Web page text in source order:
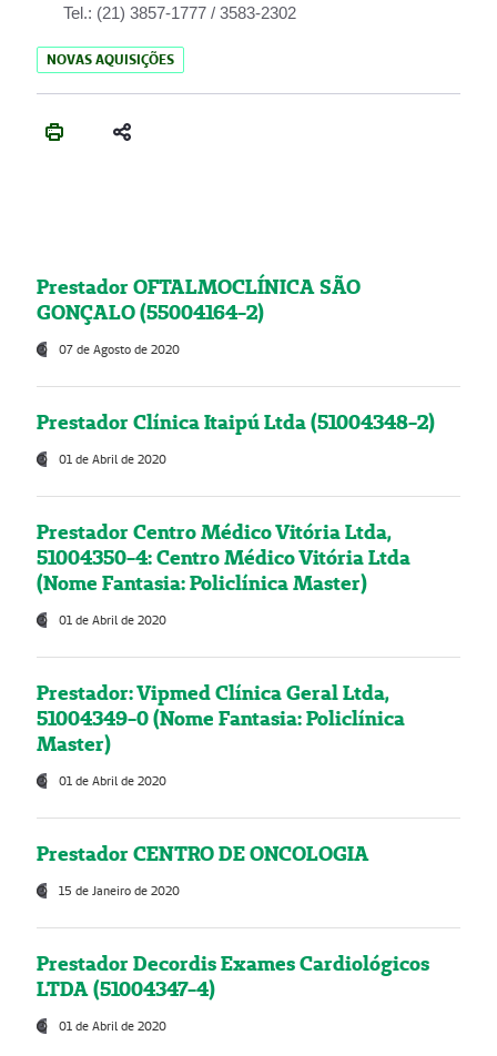
Tel.: (21) 3857-1777 / 3583-2302
NOVAS AQUISIÇÕES
Prestador OFTALMOCLÍNICA SÃO
GONÇALO (55004164-2)
07 de Agosto de 2020
Prestador Clínica Itaipú Ltda (51004348-2)
01 de Abril de 2020
Prestador Centro Médico Vitória Ltda,
51004350-4: Centro Médico Vitória Ltda
(Nome Fantasia: Policlínica Master)
01 de Abril de 2020
Prestador: Vipmed Clínica Geral Ltda,
51004349-0 (Nome Fantasia: Policlínica
Master)
01 de Abril de 2020
Prestador CENTRO DE ONCOLOGIA
15 de Janeiro de 2020
Prestador Decordis Exames Cardiológicos
LTDA (51004347-4)
01 de Abril de 2020